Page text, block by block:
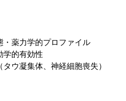
薬力学的プロファイル
学的有効性
ウ凝集体、神経細胞喪失）